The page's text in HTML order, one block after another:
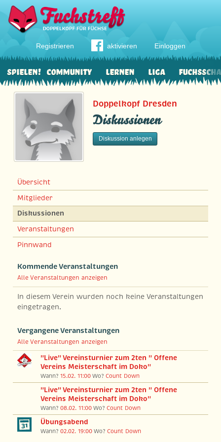
Registrieren aktivieren Einloggen
Community Lernen Liga
Spielen!
Doppelkopf Dresden
Diskussionen
Diskussion anlegen
Übersicht
Mitglieder
Diskussionen
Veranstaltungen
Pinnwand
Kommende Veranstaltungen
Alle Veranstaltungen anzeigen
In diesem Verein wurden noch keine Veranstaltungen
eingetragen.
Vergangene Veranstaltungen
Alle Veranstaltungen anzeigen
"Live" Vereinsturnier zum 2ten " Offene
Vereins Meisterschaft im Doko"
Wann?15.02. 11:00 Wo?Count Down
"Live" Vereinsturnier zum 2ten " Offene
Vereins Meisterschaft im Doko"
Wann?08.02. 11:00 Wo?Count Down
Übungsabend
Wann?02.02. 19:00 Wo?Count Down